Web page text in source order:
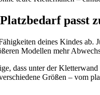
passt
deines Kindes ab.
Modellen mehr
dass unter der
Größen – vom